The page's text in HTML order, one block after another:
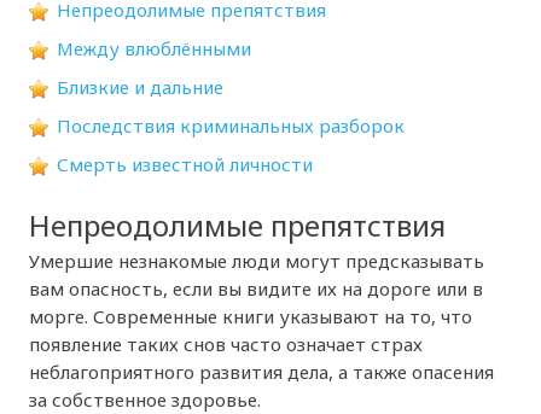
Непреодолимые препятствия
Между влюблёнными
Близкие и дальние
Последствия криминальных разборок
Смерть известной личности
Непреодолимые препятствия
Умершие незнакомые люди могут предсказывать
вам опасность, если вы видите их на дороге или в
морге. Современные книги указывают на то, что
появление таких снов часто означает страх
неблагоприятного развития дела, а также опасения
за собственное здоровье.